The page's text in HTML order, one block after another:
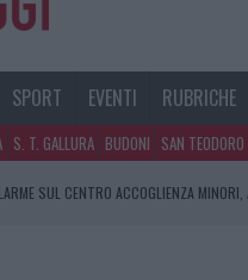
SPORT EVENTI RUBRICHE
S. T. GALLURA BUDONI SAN TEODORO
SUL CENTRO ACCOGLIENZA